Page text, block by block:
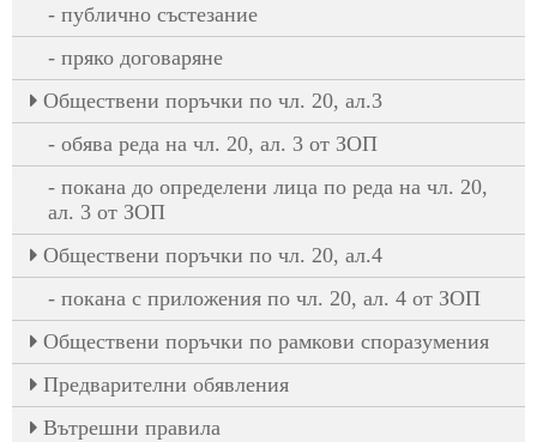
публично състезание
пряко договаряне
Oбществени поръчки по чл. 20, ал.3
обява реда на чл. 20, ал. 3 от ЗОП
покана до определени лица по реда на чл. 20,
ал. 3 от ЗОП
Oбществени поръчки по чл. 20, ал.4
покана с приложения по чл. 20, ал. 4 от ЗОП
Обществени поръчки по рамкови споразумения
Предварителни обявления
Вътрешни правила